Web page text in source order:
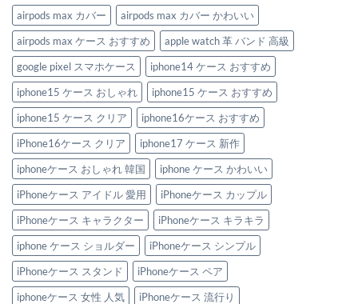
し
げ
可
愛
い
ビ
ー
ズ
Apple
Watch
バ
ン
ド
特
集
へ
の
ー
ト！
今
す
ぐ
欲
し
い
優
秀
iphone
ケ
ー
ス
＆
Apple
watch
バ
ン
ド
3
選
へ
の
な
存
在
感
を
放
つ。
男
の
こ
だ
わ
り
を
満
た
す
新
作
iPhone
ケ
ー
ス
3
選
へ
の
airpods max カバー
airpods max カバー かわいい
airpods max ケース おすすめ
apple watch 革 バンド 高級
google pixel スマホケース
iphone14 ケース おすすめ
iphone15 ケース おしゃれ
iphone15 ケース おすすめ
iphone15 ケース クリア
iphone16ケース おすすめ
iPhone16ケース クリア
iphone17 ケース 新作
iphoneケース おしゃれ 韓国
iphone ケース かわいい
iPhoneケース アイドル 愛用
iPhoneケース カップル
iPhoneケース キャラクター
iPhoneケース キラキラ
iphone ケース ショルダー
iPhoneケース シンプル
iPhoneケース スタンド
iPhoneケース ペア
iphoneケース 女性 人気
iPhoneケース 流行り